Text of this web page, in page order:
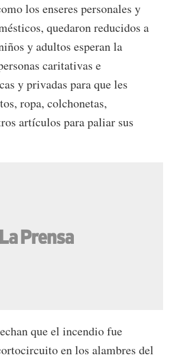
los enseres personales y
quedaron reducidos a
y adultos esperan la
caritativas e
y privadas para que les
ropa, colchonetas,
artículos para paliar sus
que el incendio fue
en los alambres del